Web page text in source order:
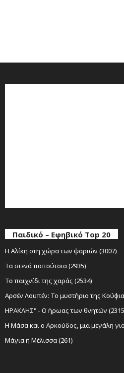
Παιδικό – Εφηβικό Top 20
Η Αλίκη στη χώρα των ψαριών (3007)
Τα στενά παπούτσια (2935)
Το παιχνίδι της χαράς (2534)
Αρσέν Λουπέν: Το μυστήριο της
ΗΡΑΚΛΗΣ" - Ο ήρωας των θνητών
Η Μάσα και ο Αρκούδος, μια μεγάλη
Μάγια η Μέλισσα (261)